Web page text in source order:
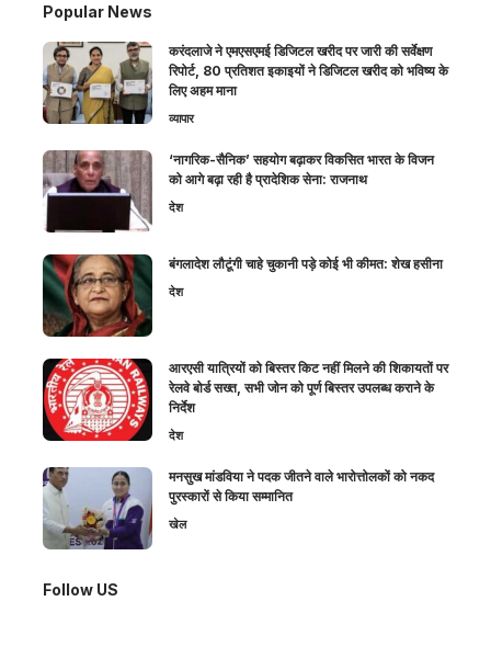
Popular News
करंदलाजे ने एमएसएमई डिजिटल खरीद पर जारी की सर्वेक्षण
रिपोर्ट, 80 प्रतिशत इकाइयों ने डिजिटल खरीद को भविष्य के
लिए अहम माना
व्यापार
‘नागरिक-सैनिक’ सहयोग बढ़ाकर विकसित भारत के विजन
को आगे बढ़ा रही है प्रादेशिक सेना: राजनाथ
देश
बंगलादेश लौटूंगी चाहे चुकानी पड़े कोई भी कीमत: शेख हसीना
देश
आरएसी यात्रियों को बिस्तर किट नहीं मिलने की शिकायतों पर
रेलवे बोर्ड सख्त, सभी जोन को पूर्ण बिस्तर उपलब्ध कराने के
निर्देश
देश
मनसुख मांडविया ने पदक जीतने वाले भारोत्तोलकों को नकद
पुरस्कारों से किया सम्मानित
खेल
Follow US